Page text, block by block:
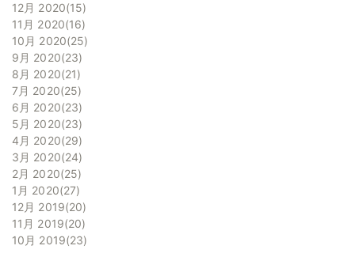
12月 2020 15
11月 2020 16
10月 2020 25
9月 2020 23
8月 2020 21
7月 2020 25
6月 2020 23
5月 2020 23
4月 2020 29
3月 2020 24
2月 2020 25
1月 2020 27
12月 2019 20
11月 2019 20
10月 2019 23